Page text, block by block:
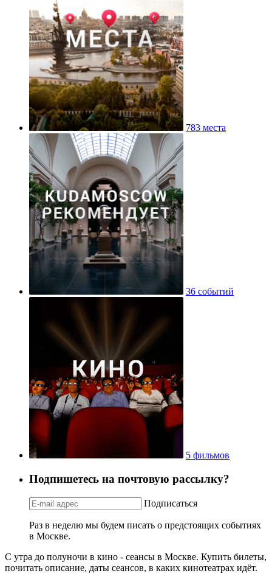
783 места
36 событий
5 фильмов
Подпишетесь на почтовую рассылку?
Подписаться
Раз в неделю мы будем писать о предстоящих событиях
в Москве.
С утра до полуночи в кино - сеансы в Москве. Купить билеты,
почитать описание, даты сеансов, в каких кинотеатрах идёт.